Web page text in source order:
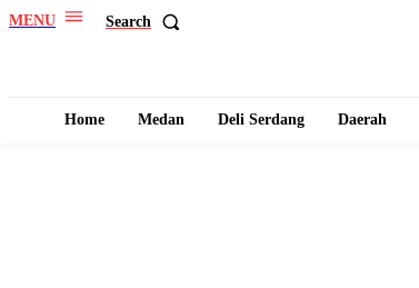
MENU Search
Home Medan Deli Serdang Daerah